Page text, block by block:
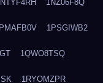
1NZ06F8Q
1PSGIWB2
1QWO8TSQ
1RYOMZPR